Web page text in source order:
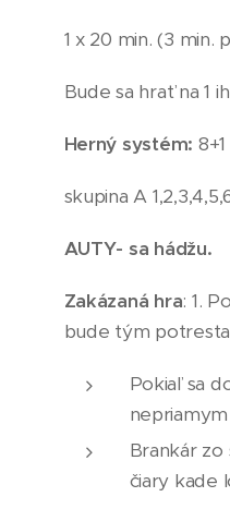
1 x 20 min. (3
Bude sa hrať na 1
Herný systém:
skupina A
AUTY- sa hádžu.
Zakázaná hra: 1.
bude tým
Pokiaľ sa
Brankár
čiary kade